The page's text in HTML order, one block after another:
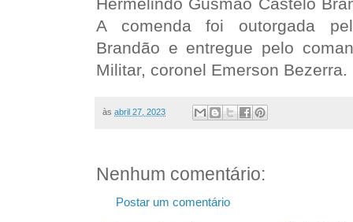
A comenda foi outorgada
Brandão e entregue pelo
Militar, coronel Emerson Bezerra.
às abril 27, 2023
Nenhum comentário:
Postar um comentário